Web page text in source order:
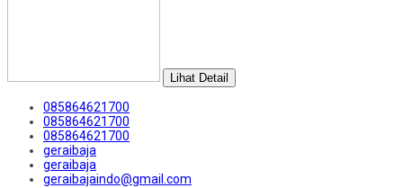
Lihat Detail
085864621700
085864621700
085864621700
geraibaja
geraibaja
geraibajaindo@gmail.com